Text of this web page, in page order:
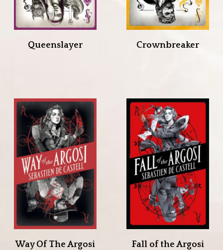
Queenslayer Crownbreaker
Way Of The Argosi Fall of the Argosi